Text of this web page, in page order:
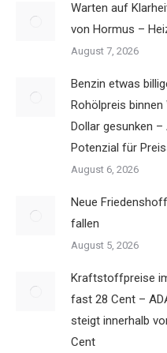
Warten auf
von Hormus –
August 7, 2026
Benzin etwas
Rohölpreis
Dollar gesunken
Potenzial für
August 6, 2026
Neue
fallen
August 5, 2026
Kraftstoffpreise
fast 28 Cent –
steigt innerhalb
Cent